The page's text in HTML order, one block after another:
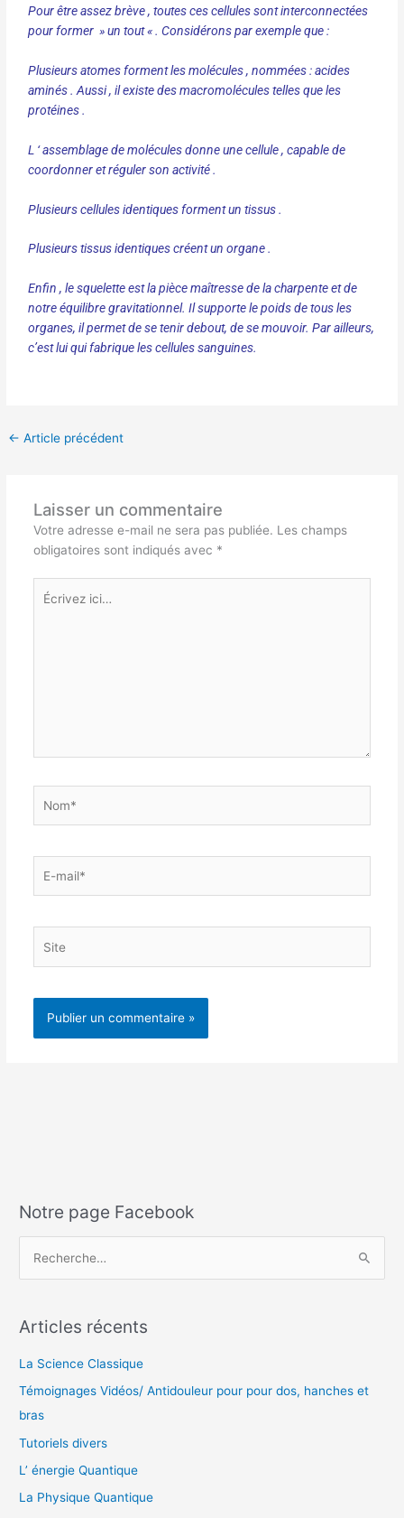
Pour être assez brève , toutes ces cellules sont interconnectées
pour former » un tout « . Considérons par exemple que :
Plusieurs atomes forment les molécules , nommées : acides
aminés . Aussi , il existe des macromolécules telles que les
protéines .
L ‘ assemblage de molécules donne une cellule , capable de
coordonner et réguler son activité .
Plusieurs cellules identiques forment un tissus .
Plusieurs tissus identiques créent un organe .
Enfin , le squelette est la pièce maîtresse de la charpente et de
notre équilibre gravitationnel. Il supporte le poids de tous les
organes, il permet de se tenir debout, de se mouvoir. Par ailleurs,
c’est lui qui fabrique les cellules sanguines.
← Article précédent
Laisser un commentaire
Votre adresse e-mail ne sera pas publiée. Les champs
obligatoires sont indiqués avec *
Écrivez
ici…
mail*
Notre page Facebook
h
e
r
c
Articles récents
La Science Classique
Témoignages Vidéos/ Antidouleur pour pour dos, hanches et
bras
Tutoriels divers
L’ énergie Quantique
La Physique Quantique